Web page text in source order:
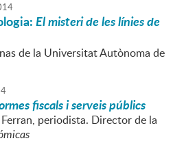
El misteri de les línies de
de la Universitat Autònoma de
fiscals i serveis públics
periodista. Director de la